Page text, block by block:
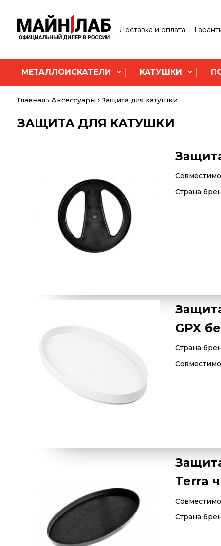
Доставка и оплата
МЕТАЛЛОИСКАТЕЛИ КАТУШКИ
Главная Аксессуары Защита для катушки
ЗАЩИТА ДЛЯ КАТУШКИ
Страна
GPX
Страна
Terra
Страна